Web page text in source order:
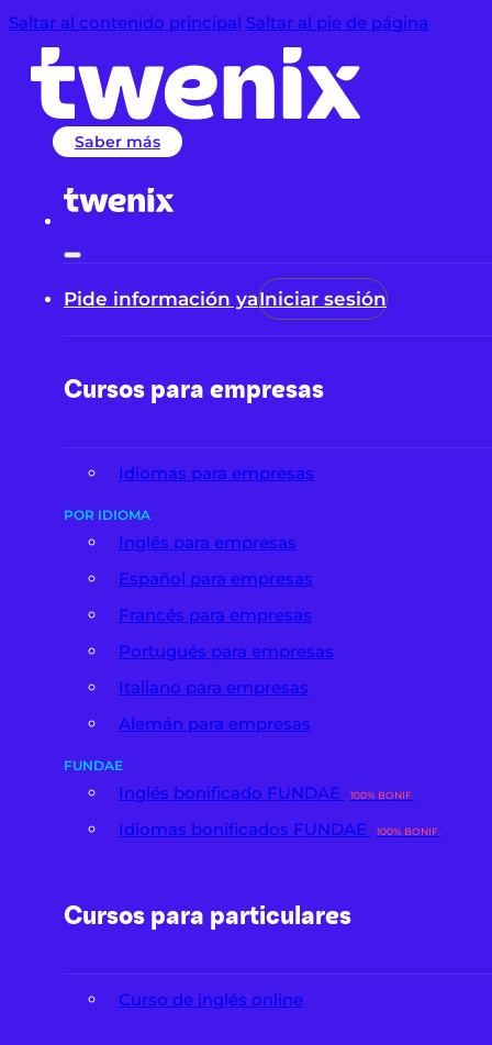
Saltar al contenido principal Saltar al pie de página
Saber más
Pide información yaIniciar sesión
Cursos para empresas
Idiomas para empresas
POR IDIOMA
Inglés para empresas
Español para empresas
Francés para empresas
Portugués para empresas
Italiano para empresas
Alemán para empresas
FUNDAE
Inglés bonificado FUNDAE 100% BONIF.
Idiomas bonificados FUNDAE 100% BONIF.
Cursos para particulares
Curso de inglés online